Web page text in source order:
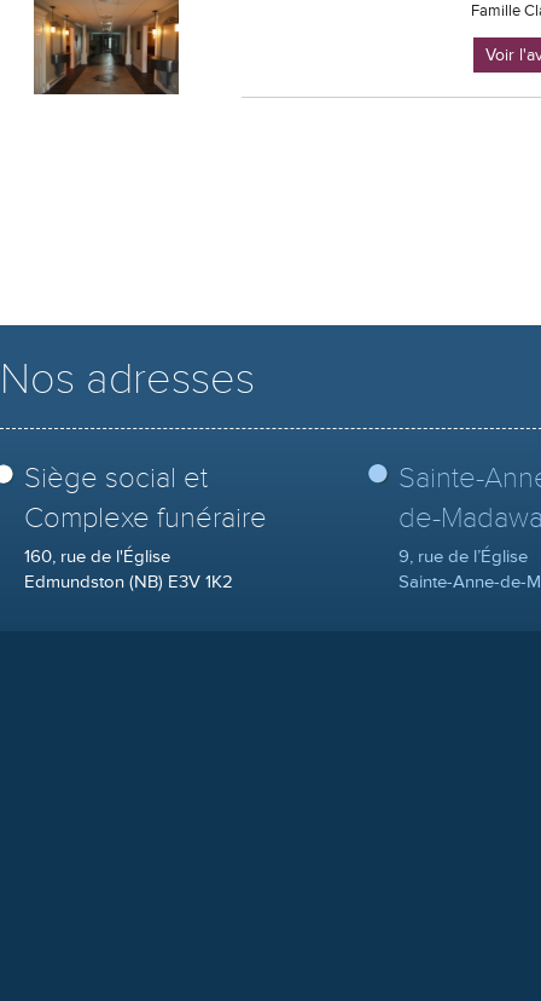
Famille
Voir
Nos adresses
Siège social et
Complexe funéraire
160, rue de l'Église
Edmundston (NB) E3V 1K2
Sainte-
de-
9, rue de l’Église
Sainte-Anne-de-